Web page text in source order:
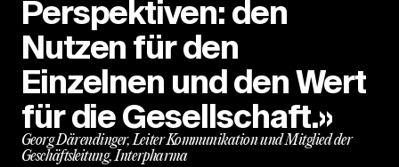
Perspektiven: den
Nutzen für den
Einzelnen und den Wert
für die Gesellschaft.»
Georg Därendinger, Leiter Kommunikation und Mitglied der
Geschäftsleitung, Interpharma